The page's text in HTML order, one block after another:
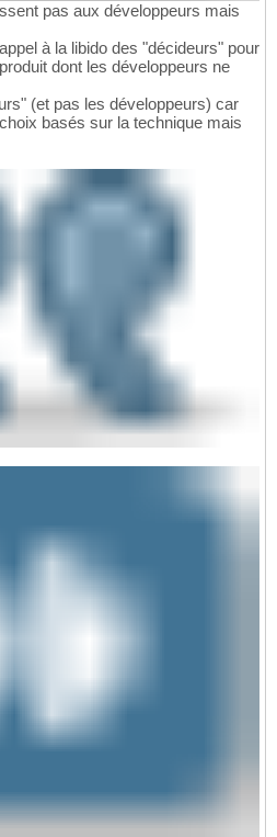
pas aux développeurs mais
à la libido des "décideurs" pour
dont les développeurs ne
(et pas les développeurs) car
basés sur la technique mais